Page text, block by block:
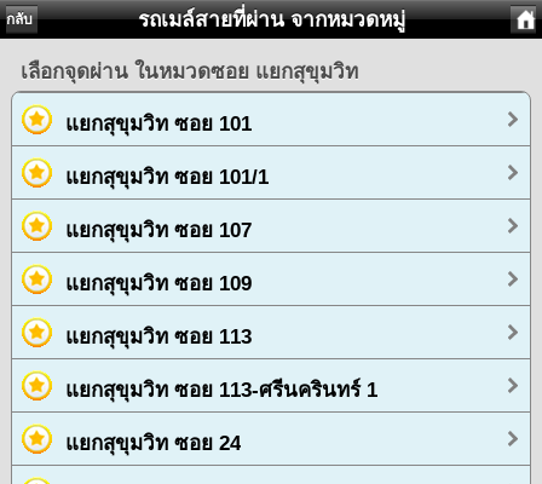
กลับ รถเมล์สายที่ผ่าน จากหมวดหมู่
เลือกจุดผ่าน ในหมวดซอย แยกสุขุมวิท
แยกสุขุมวิท ซอย 101
แยกสุขุมวิท ซอย 101/1
แยกสุขุมวิท ซอย 107
แยกสุขุมวิท ซอย 109
แยกสุขุมวิท ซอย 113
แยกสุขุมวิท ซอย 113-ศรีนครินทร์ 1
แยกสุขุมวิท ซอย 24